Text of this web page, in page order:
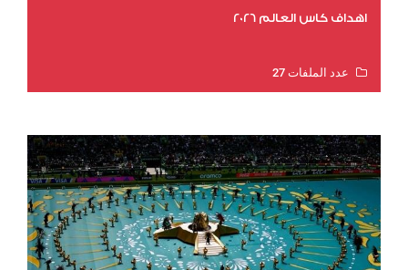
اهداف كاس العالم 2026
عدد الملفات 27